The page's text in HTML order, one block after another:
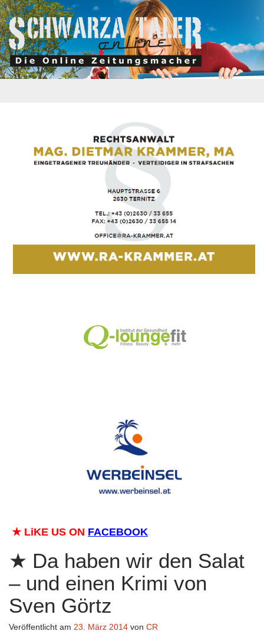
★ LiKE US ON FACEBOOK
Da haben wir den Salat
– und einen Krimi von
Sven Görtz
Veröffentlicht am 23. März 2014 von CR